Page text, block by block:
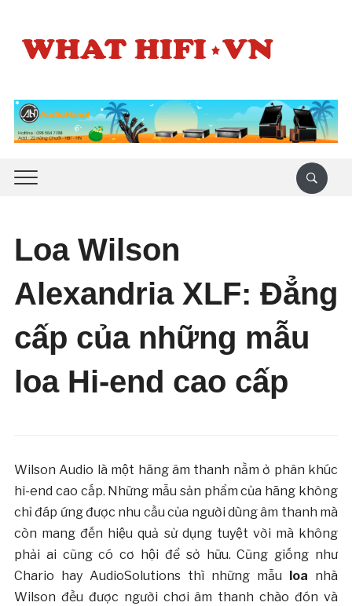
Loa Wilson
Alexandria XLF: Đẳng
cấp của những mẫu
loa Hi-end cao cấp
Wilson Audio là một hãng âm thanh nằm ở phân khúc
hi-end cao cấp. Những mẫu sản phẩm của hãng không
chỉ đáp ứng được nhu cầu của người dùng âm thanh mà
còn mang đến hiệu quả sử dụng tuyệt vời mà không
phải ai cũng có cơ hội để sở hữu. Cũng giống như
Chario hay AudioSolutions thì những mẫu
loa nhà
Wilson đều được người chơi âm thanh chào đón và